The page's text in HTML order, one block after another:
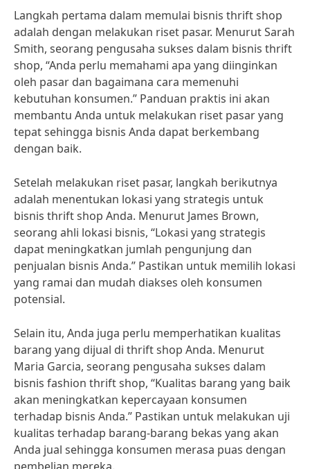
Langkah pertama dalam memulai bisnis thrift shop
adalah dengan melakukan riset pasar. Menurut Sarah
Smith, seorang pengusaha sukses dalam bisnis thrift
shop, “Anda perlu memahami apa yang diinginkan
oleh pasar dan bagaimana cara memenuhi
kebutuhan konsumen.” Panduan praktis ini akan
membantu Anda untuk melakukan riset pasar yang
tepat sehingga bisnis Anda dapat berkembang
dengan baik.
Setelah melakukan riset pasar, langkah berikutnya
adalah menentukan lokasi yang strategis untuk
bisnis thrift shop Anda. Menurut James Brown,
seorang ahli lokasi bisnis, “Lokasi yang strategis
dapat meningkatkan jumlah pengunjung dan
penjualan bisnis Anda.” Pastikan untuk memilih lokasi
yang ramai dan mudah diakses oleh konsumen
potensial.
Selain itu, Anda juga perlu memperhatikan kualitas
barang yang dijual di thrift shop Anda. Menurut
Maria Garcia, seorang pengusaha sukses dalam
bisnis fashion thrift shop, “Kualitas barang yang baik
akan meningkatkan kepercayaan konsumen
terhadap bisnis Anda.” Pastikan untuk melakukan uji
kualitas terhadap barang-barang bekas yang akan
Anda jual sehingga konsumen merasa puas dengan